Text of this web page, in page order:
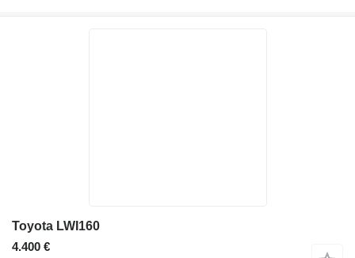
Toyota LWI160
4.400 €